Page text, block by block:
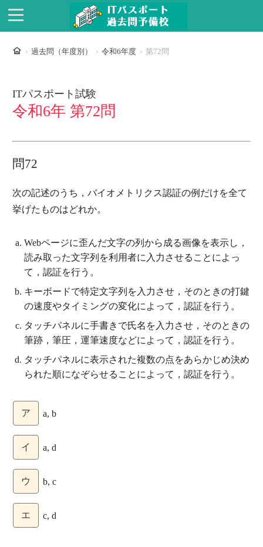
ホーム
過去問（年度別） 令和6年度 第72問
ITパスポート試験
令和6年 第72問
問72
次の記述のうち，バイオメトリクス認証の例だけを全て
挙げたものはどれか。
Webページに歪んだ文字の列から成る画像を表示し，
読み取った文字列を利用者に入力させることによっ
て，認証を行う。
キーボードで特定文字列を入力させ，そのときの打鍵
の速度やタイミングの変化によって，認証を行う。
タッチパネルに手書きで氏名を入力させ，そのときの
筆跡，筆圧，運筆速度などによって，認証を行う。
タッチパネルに表示された複数の点をあらかじめ決め
られた順になぞらせることによって，認証を行う。
ア a, b
イ a, d
ウ b, c
エ c, d